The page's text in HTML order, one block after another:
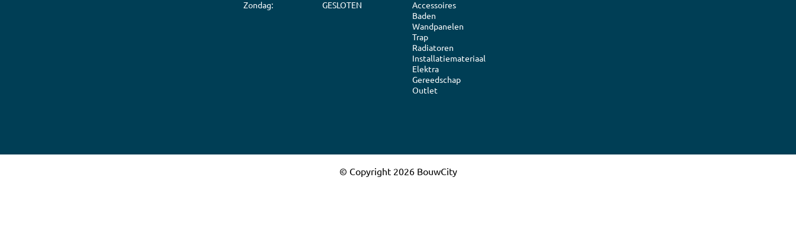
Zondag:
GESLOTEN
Accessoires
Baden
Wandpanelen
Trap
Radiatoren
Installatiemateriaal
Elektra
Gereedschap
Outlet
© Copyright 2026 BouwCity